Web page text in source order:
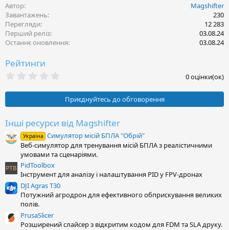
Автор
Magshifter
Завантажень
230
Перегляди
12 283
Перший реліз
03.08.24
Останнє оновлення
03.08.24
Рейтинги
0
з
р
к
а
(
и
)
0 оцінки(ок)
Приєднуйтесь до обговорення
Інші ресурси від Magshifter
Україна Симулятор місій БПЛА "Обрій"
Веб-симулятор для тренування місій БПЛА з реалістичними
умовами та сценаріями.
PidToolbox
Інструмент для аналізу і налаштування PID у FPV-дронах
DJI Agras T30
Потужний агродрон для ефективного обприскування великих
полів.
PrusaSlicer
Розширений слайсер з відкритим кодом для FDM та SLA друку.